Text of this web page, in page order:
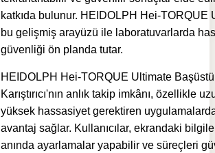
katkıda bulunur. HEIDOLPH Hei-TORQUE
bu gelişmiş arayüzü ile laboratuvarlarda
güvenliği ön planda tutar.
HEIDOLPH Hei-TORQUE Ultimate Başüstü
Karıştırıcı'nın anlık takip imkânı, özellikle
yüksek hassasiyet gerektiren
avantaj sağlar. Kullanıcılar, ekrandaki
anında ayarlamalar yapabilir ve süreçleri